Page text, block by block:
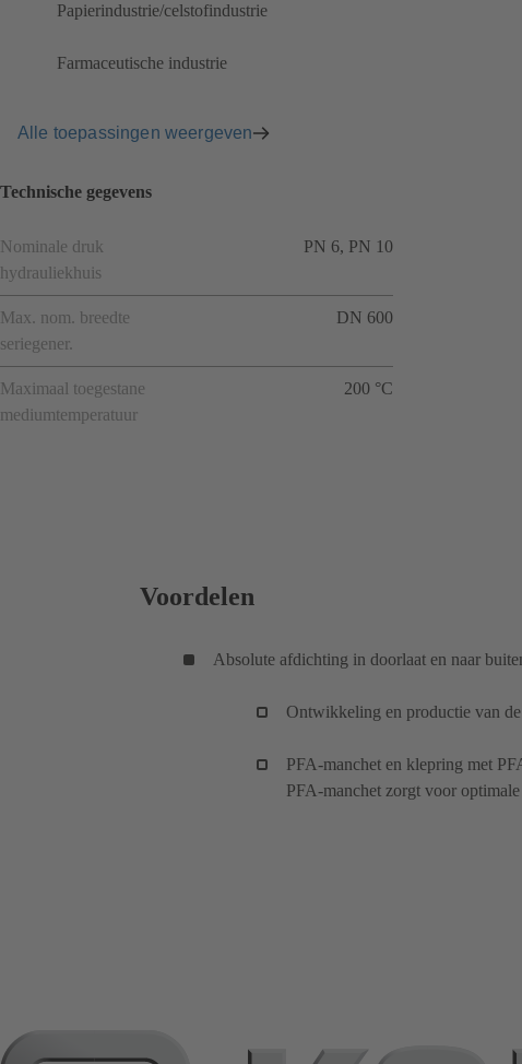
Papierindustrie/celstofindustrie
Farmaceutische industrie
Alle toepassingen weergeven
Technische gegevens
Nominale druk
hydrauliekhuis
PN 6, PN 10
Max. nom. breedte
seriegener.
DN 600
Maximaal toegestane
mediumtemperatuur
200 °C
Voordelen
Absolute afdichting in doorlaat en naar
Ontwikkeling en productie van
PFA-manchet en klepring met
PFA-manchet zorgt voor